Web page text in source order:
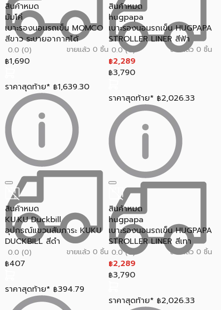
สินค้าหมด
มัมโค่
เบาะรองนอนรถเข็น MOMCO
สีขาว ระบายอากาศได้
0.0 (0) ขายแล้ว 0 ชิ้น
฿1,690
ราคาสุดท้าย* ฿1,639.30
สินค้าหมด
hugpapa
เบาะรองนอนรถเข็น HUGPAPA
STROLLER LINER สีฟ้า
0.0 (0) ขายแล้ว 0 ชิ้น
฿2,289
฿3,790
ราคาสุดท้าย* ฿2,026.33
สินค้าหมด
KU.KU Duckbill
อุปกรณ์แขวนสัมภาระ KUKU
DUCKBILL สีดำ
0.0 (0) ขายแล้ว 0 ชิ้น
฿407
ราคาสุดท้าย* ฿394.79
สินค้าหมด
hugpapa
เบาะรองนอนรถเข็น HUGPAPA
STROLLER LINER สีเทา
0.0 (0) ขายแล้ว 0 ชิ้น
฿2,289
฿3,790
ราคาสุดท้าย* ฿2,026.33